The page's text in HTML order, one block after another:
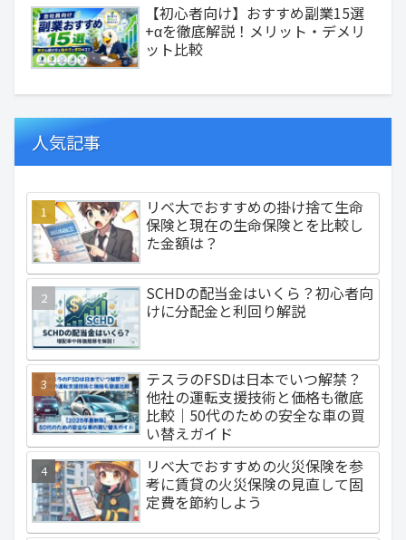
【初心者向け】おすすめ副業15選
+αを徹底解説！メリット・デメリ
ット比較
人気記事
リベ大でおすすめの掛け捨て生命
保険と現在の生命保険とを比較し
た金額は？
SCHDの配当金はいくら？初心者向
けに分配金と利回り解説
テスラのFSDは日本でいつ解禁？
他社の運転支援技術と価格も徹底
比較｜50代のための安全な車の買
い替えガイド
リベ大でおすすめの火災保険を参
考に賃貸の火災保険の見直して固
定費を節約しよう